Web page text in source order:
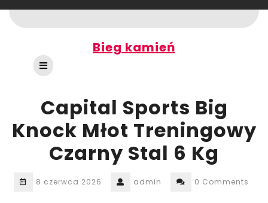
to
content
Bieg kamień
Open
Button
Capital Sports Big
Knock Młot Treningowy
Czarny Stal 6 Kg
8 czerwca 2026 admin 0 Comments